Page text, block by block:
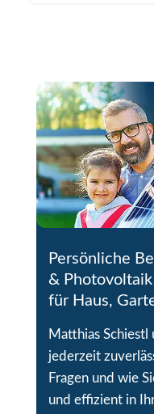
Persönliche
&
für Haus,
Matthias Schiestl
jederzeit
Fragen und wie
und effizient in